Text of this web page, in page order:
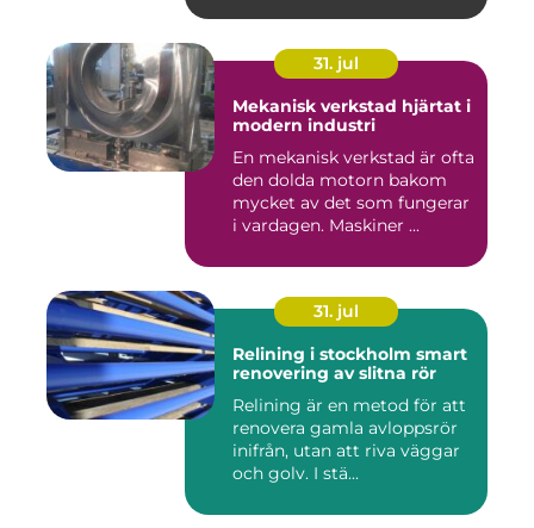
31. jul
Mekanisk verkstad hjärtat i
modern industri
En mekanisk verkstad är ofta
den dolda motorn bakom
mycket av det som fungerar
i vardagen. Maskiner ...
31. jul
Relining i stockholm smart
renovering av slitna rör
Relining är en metod för att
renovera gamla avloppsrör
inifrån, utan att riva väggar
och golv. I stä...